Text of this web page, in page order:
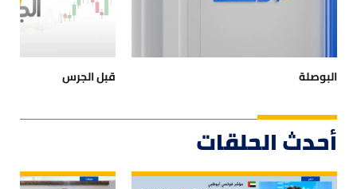
البوصلة قبل الجرس
أحدث الحلقات